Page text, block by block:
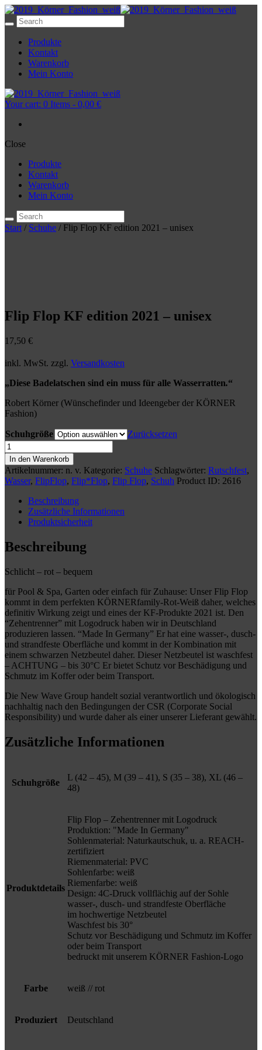
Produkte
Kontakt
Warenkorb
Mein Konto
Your cart: 0 Items - 0,00 €
Close
Produkte
Kontakt
Warenkorb
Mein Konto
Start / Schuhe / Flip Flop KF edition 2021 – unisex
Flip Flop KF edition 2021 – unisex
17,50 €
inkl. MwSt. zzgl. Versandkosten
„Diese Badelatschen sind ein muss für alle Wasserratten.“
Robert Körner (Wünschefinder und Ideengeber der KÖRNER
Fashion)
Schuhgröße
Zurücksetzen
Flip
Flop
KF
edition
2021
unisex
Menge
In den Warenkorb
Artikelnummer: n. v. Kategorie: Schuhe Schlagwörter: Rutschfest,
Wasser, FlipFlop, Flip*Flop, Flip Flop, Schuh Product ID: 2616
Beschreibung
Zusätzliche Informationen
Produktsicherheit
Beschreibung
Schlicht – rot – bequem
für Pool & Spa, Garten oder einfach für Zuhause: Unser Flip Flop
kommt in dem perfekten KÖRNERfamily-Rot-Weiß daher, welches
definitiv Wirkung zeigt und eines der KF-Produkte 2021 ist. Den
“Zehentrenner” mit Logodruck haben wir in Deutschland
produzieren lassen. “Made In Germany” Er hat eine wasser-, dusch-
und strandfeste Oberfläche und kommt in der Kombination mit
einem schwarzen Netzbeutel daher. Dieser Netzbeutel ist waschfest
– ACHTUNG – bis 30°C Er bietet Schutz vor Beschädigung und
Schmutz im Koffer oder beim Transport.
Die New Wave Group handelt sozial verantwortlich und ökologisch
nachhaltig nach den Bedingungen der CSR (Corporate Social
Responsibility) und wurde daher als einer unserer Lieferant gewählt.
Zusätzliche Informationen
Schuhgröße
L (42 – 45), M (39 – 41), S (35 – 38), XL (46 –
48)
Produktdetails
Flip Flop – Zehentrenner mit Logodruck
Produktion: "Made In Germany"
Sohlenmaterial: Naturkautschuk, u. a. REACH-
zertifiziert
Riemenmaterial: PVC
Sohlenfarbe: weiß
Riemenfarbe: weiß
Design: 4C-Druck vollflächig auf der Sohle
wasser-, dusch- und strandfeste Oberfläche
im hochwertige Netzbeutel
Waschfest bis 30°
Schutz vor Beschädigung und Schmutz im Koffer
oder beim Transport
bedruckt mit unserem KÖRNER Fashion-Logo
Farbe weiß // rot
Produziert Deutschland